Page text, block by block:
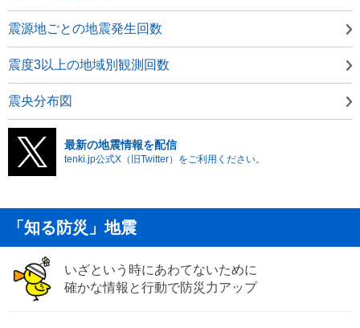
震源地ごとの地震発生回数
震度3以上の地域別観測回数
震央分布図
最新の地震情報を配信
tenki.jp公式X（旧Twitter）をご利用ください。
「知る防災」地震
いざという時にあわてないために
確かな情報と行動で防災力アップ